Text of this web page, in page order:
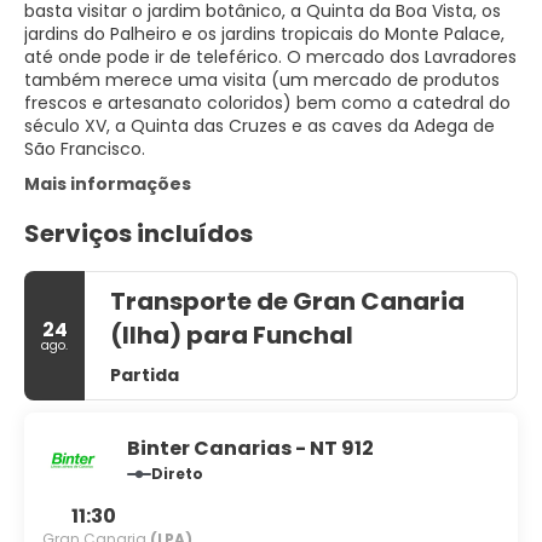
basta visitar o jardim botânico, a Quinta da Boa Vista, os
jardins do Palheiro e os jardins tropicais do Monte Palace,
até onde pode ir de teleférico. O mercado dos Lavradores
também merece uma visita (um mercado de produtos
frescos e artesanato coloridos) bem como a catedral do
século XV, a Quinta das Cruzes e as caves da Adega de
Mais informações
Serviços incluídos
24
ago.
Transporte de Gran Canaria
(Ilha) para Funchal
Partida
Binter Canarias - NT 912
Direto
11:30